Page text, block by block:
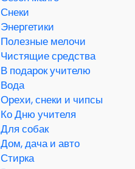
Снеки
Энергетики
Полезные мелочи
Чистящие средства
В подарок учителю
Вода
Орехи, снеки и чипсы
Ко Дню учителя
Для собак
Дом, дача и авто
Стирка